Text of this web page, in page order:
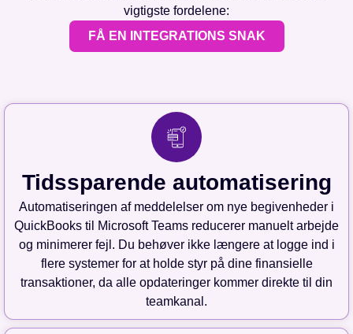
vigtigste fordelene:
FÅ EN INTEGRATIONS SNAK
Tidssparende automatisering
Automatiseringen af meddelelser om nye begivenheder i
QuickBooks til Microsoft Teams reducerer manuelt arbejde
og minimerer fejl. Du behøver ikke længere at logge ind i
flere systemer for at holde styr på dine finansielle
transaktioner, da alle opdateringer kommer direkte til din
teamkanal.